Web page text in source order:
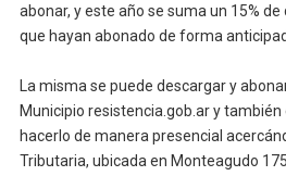
abonar, y este año se suma un 15%
que hayan abonado de forma
La misma se puede descargar y
Municipio resistencia.gob.ar y
hacerlo de manera presencial
Tributaria, ubicada en Monteagudo